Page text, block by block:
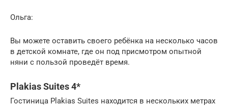
Ольга:
Вы можете оставить своего ребёнка на несколько часов
в детской комнате, где он под присмотром опытной
няни с пользой проведёт время.
Plakias Suites 4*
Гостиница Plakias Suites находится в нескольких метрах